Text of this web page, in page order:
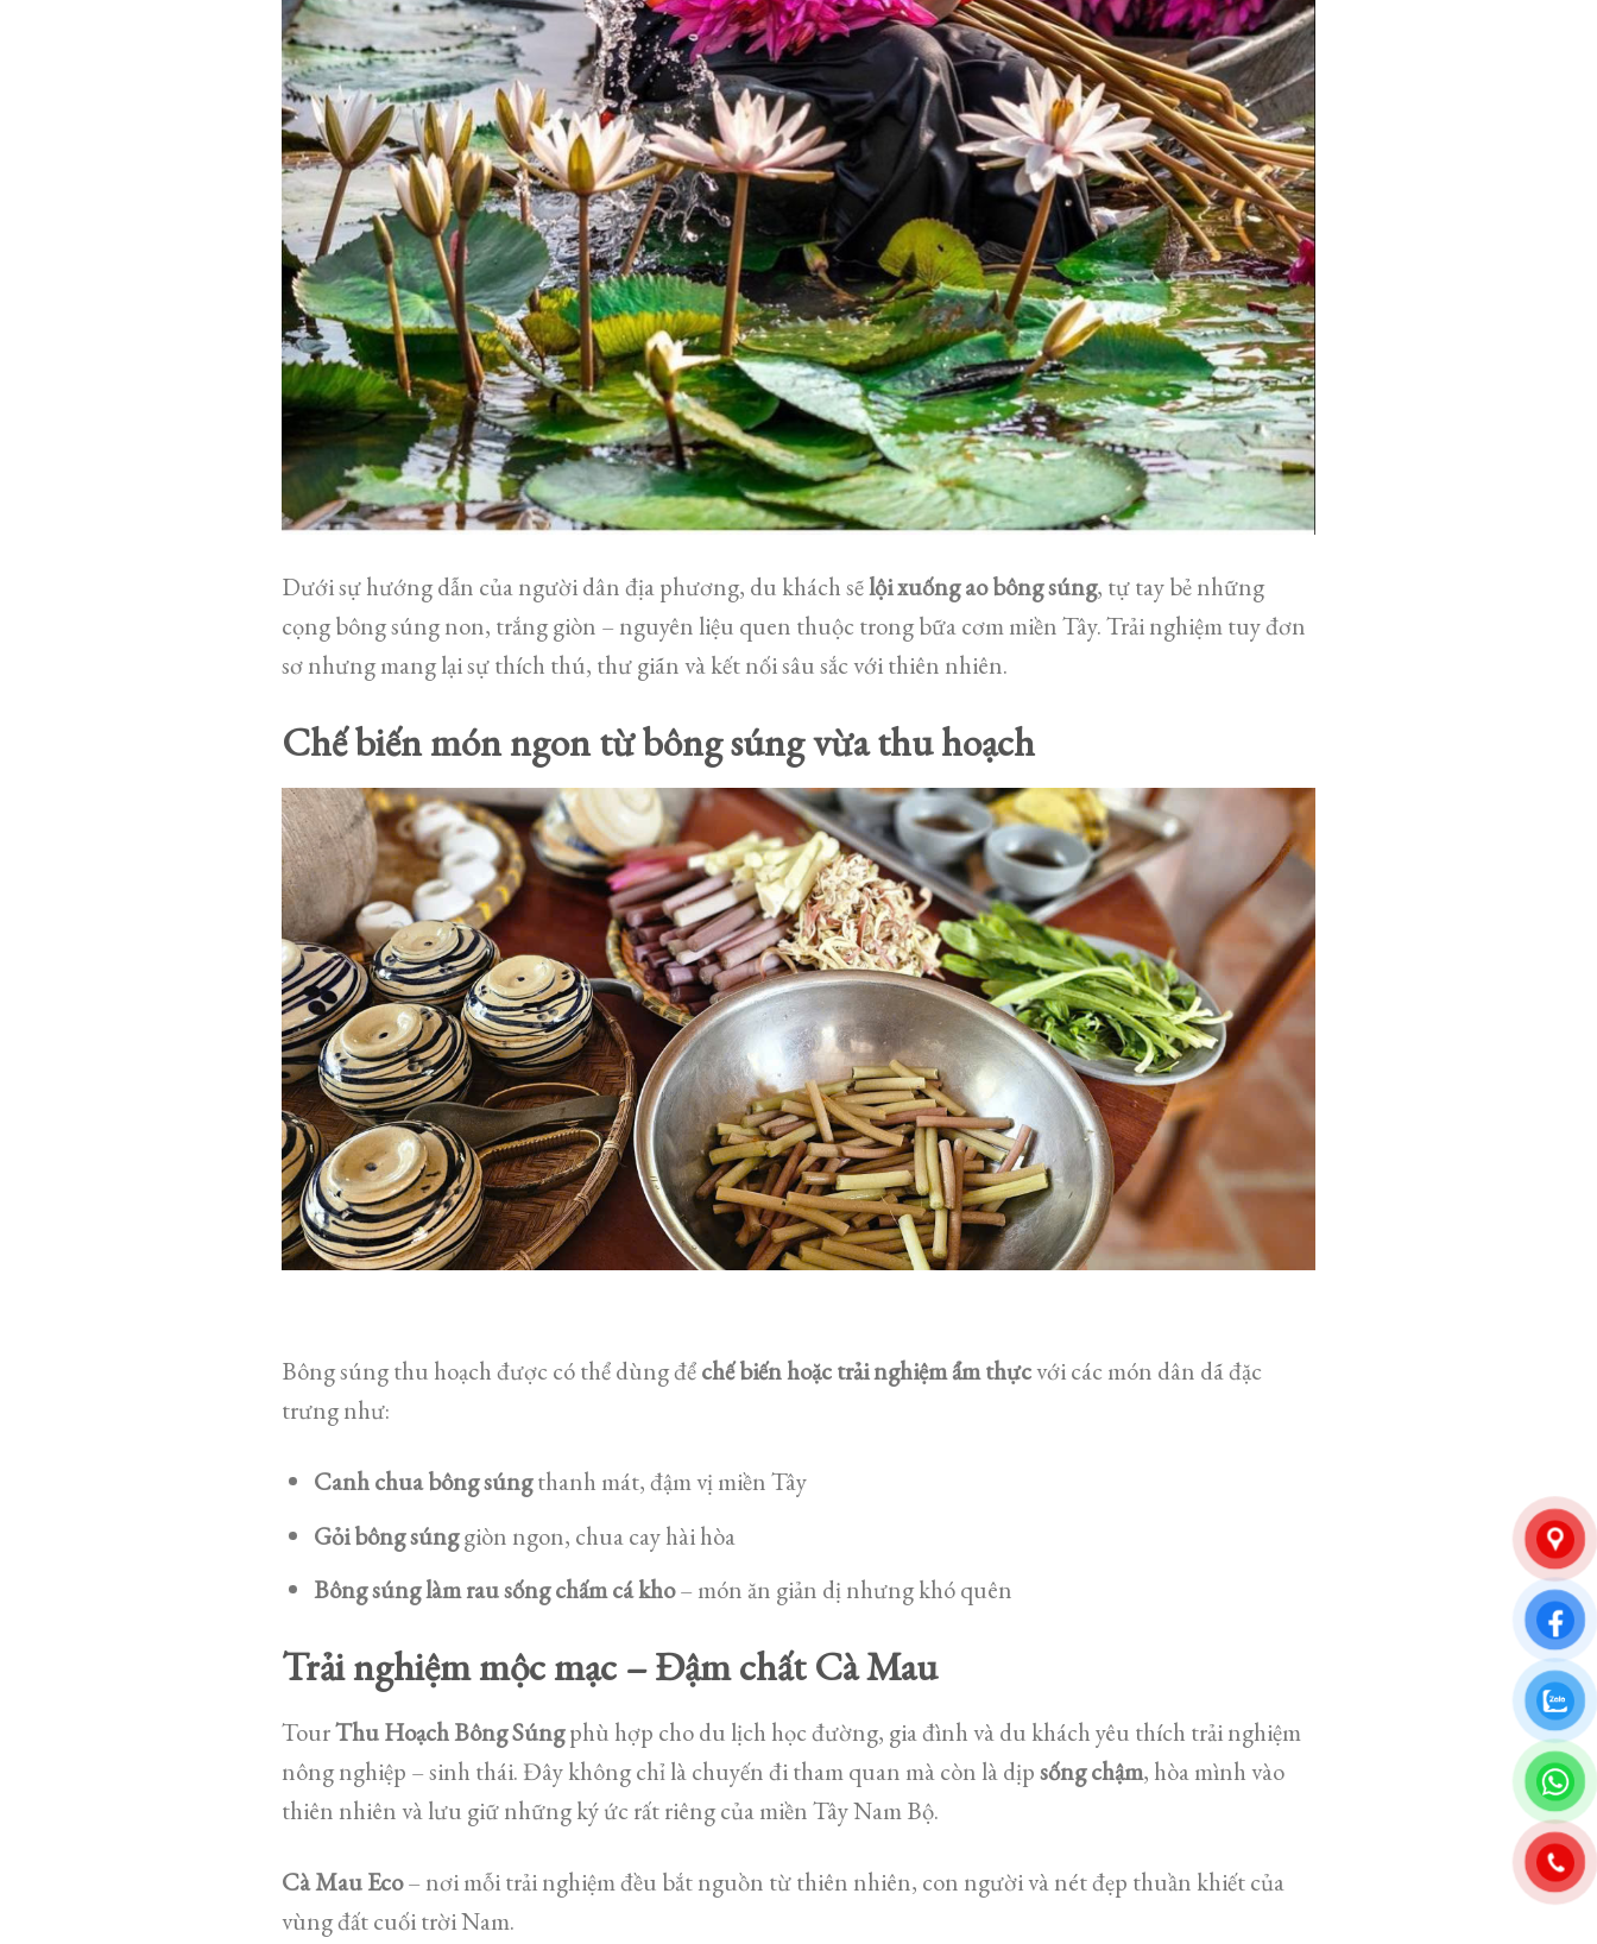
Dưới sự hướng dẫn của người dân địa phương, du khách sẽlội xuống ao bông súng, tự tay bẻ những
cọng bông súng non, trắng giòn – nguyên liệu quen thuộc trong bữa cơm miền Tây. Trải nghiệm tuy đơn
sơ nhưng mang lại sự thích thú, thư giãn và kết nối sâu sắc với thiên nhiên.
Chế biến món ngon từ bông súng vừa thu hoạch
Bông súng thu hoạch được có thể dùng đểchế biến hoặc trải nghiệm ẩm thựcvới các món dân dã đặc
trưng như:
Canh chua bông súngthanh mát, đậm vị miền Tây
Gỏi bông súnggiòn ngon, chua cay hài hòa
Bông súng làm rau sống chấm cá kho– món ăn giản dị nhưng khó quên
Trải nghiệm mộc mạc – Đậm chất Cà Mau
TourThu Hoạch Bông Súngphù hợp cho du lịch học đường, gia đình và du khách yêu thích trải nghiệm
nông nghiệp – sinh thái. Đây không chỉ là chuyến đi tham quan mà còn là dịpsống chậm, hòa mình vào
thiên nhiên và lưu giữ những ký ức rất riêng của miền Tây Nam Bộ.
Cà Mau Eco– nơi mỗi trải nghiệm đều bắt nguồn từ thiên nhiên, con người và nét đẹp thuần khiết của
vùng đất cuối trời Nam.